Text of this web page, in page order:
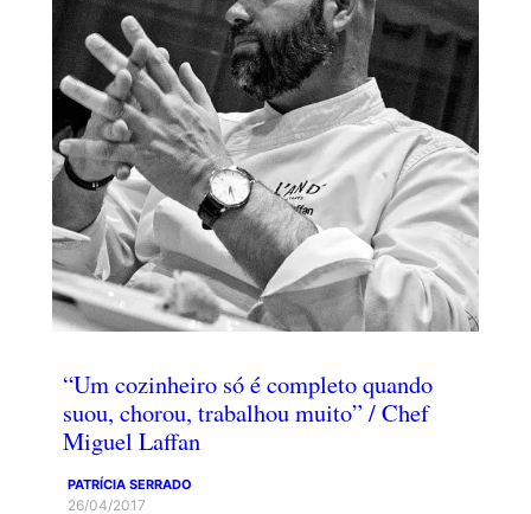
“Um cozinheiro só é completo quando
suou, chorou, trabalhou muito” / Chef
Miguel Laffan
PATRÍCIA SERRADO
26/04/2017